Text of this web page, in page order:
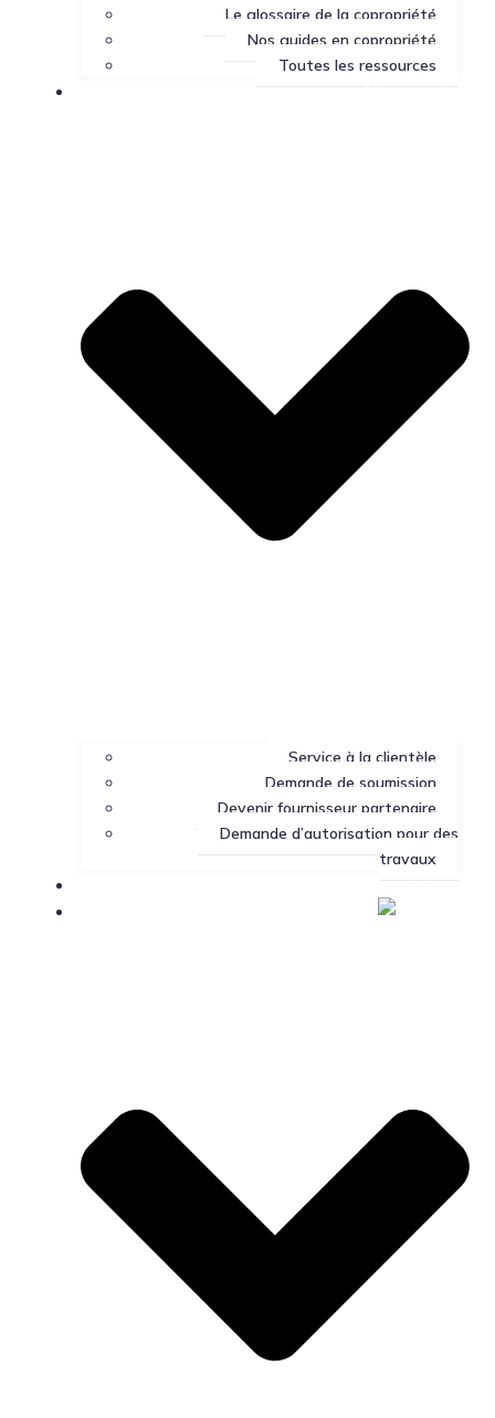
Le glossaire de la copropriété
Nos guides en copropriété
Toutes les ressources
Nous joindre
Service à la clientèle
Demande de soumission
Devenir fournisseur partenaire
Demande d’autorisation pour des
travaux
Portail client